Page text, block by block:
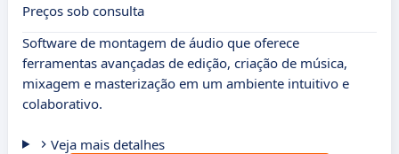
Preços sob consulta
Software de montagem de áudio que oferece
ferramentas avançadas de edição, criação de música,
mixagem e masterização em um ambiente intuitivo e
colaborativo.
Veja mais detalhes